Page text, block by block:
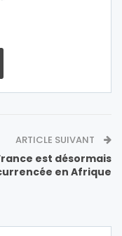
ARTICLE SUIVANT
est désormais
en Afrique